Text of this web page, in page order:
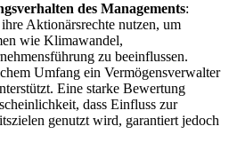
des Managements:
Aktionärsrechte nutzen, um
wie Klimawandel,
zu beeinflussen.
Umfang ein Vermögensverwalter
Eine starke Bewertung
dass Einfluss zur
genutzt wird, garantiert jedoch